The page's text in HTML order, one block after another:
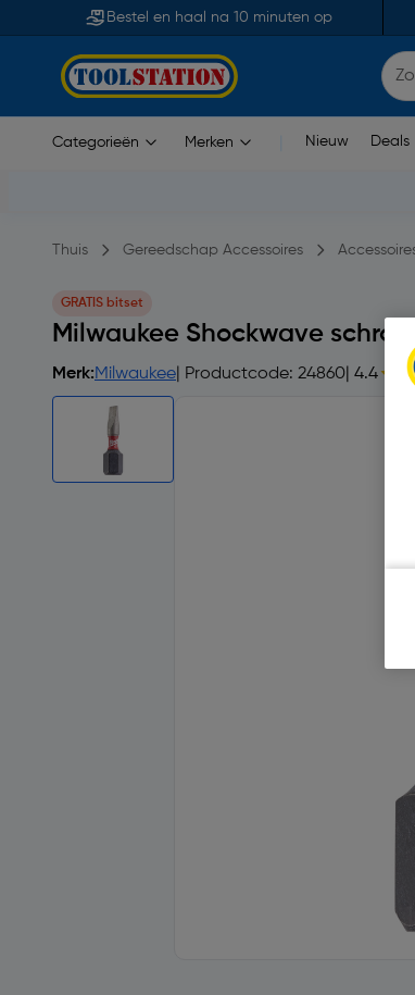
Bestel en haal na 10 minuten op
Categorieën Merken Nieuw Deals
Thuis Gereedschap Accessoires
GRATIS bitset
Milwaukee Shockwave
Merk:Milwaukee | Productcode: 24860 | 4.4